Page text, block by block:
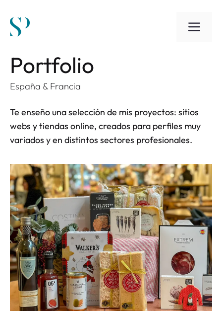
contenido
Portfolio
España & Francia
Te enseño una selección de mis proyectos: sitios
webs y tiendas online, creados para perfiles muy
variados y en distintos sectores profesionales.